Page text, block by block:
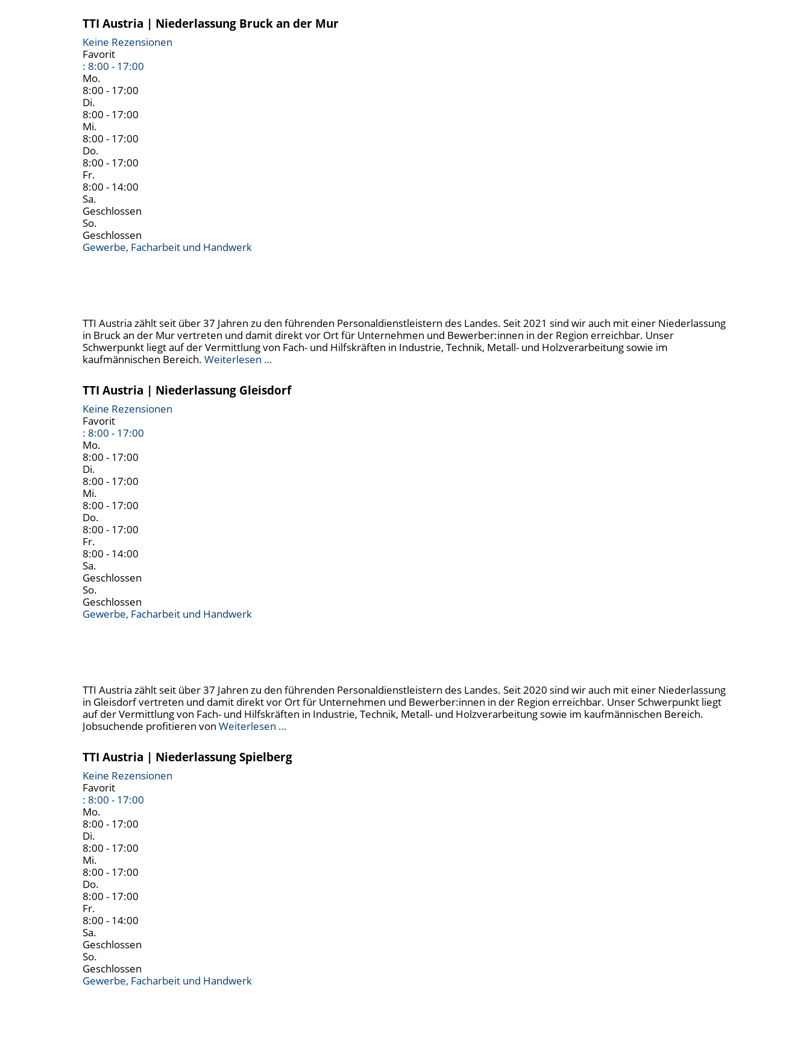
TTI Austria | Niederlassung Bruck an der Mur
Keine Rezensionen
Favorit
: 8:00 - 17:00
Mo.
8:00 - 17:00
Di.
8:00 - 17:00
Mi.
8:00 - 17:00
Do.
8:00 - 17:00
Fr.
8:00 - 14:00
Sa.
Geschlossen
So.
Geschlossen
Gewerbe, Facharbeit und Handwerk
TTI Austria zählt seit über 37 Jahren zu den führenden Personaldienstleistern des Landes. Seit 2021 sind wir auch mit einer Niederlassung
in Bruck an der Mur vertreten und damit direkt vor Ort für Unternehmen und Bewerber:innen in der Region erreichbar. Unser
Schwerpunkt liegt auf der Vermittlung von Fach- und Hilfskräften in Industrie, Technik, Metall- und Holzverarbeitung sowie im
kaufmännischen Bereich. Weiterlesen …
TTI Austria | Niederlassung Gleisdorf
Keine Rezensionen
Favorit
: 8:00 - 17:00
Mo.
8:00 - 17:00
Di.
8:00 - 17:00
Mi.
8:00 - 17:00
Do.
8:00 - 17:00
Fr.
8:00 - 14:00
Sa.
Geschlossen
So.
Geschlossen
Gewerbe, Facharbeit und Handwerk
TTI Austria zählt seit über 37 Jahren zu den führenden Personaldienstleistern des Landes. Seit 2020 sind wir auch mit einer Niederlassung
in Gleisdorf vertreten und damit direkt vor Ort für Unternehmen und Bewerber:innen in der Region erreichbar. Unser Schwerpunkt liegt
auf der Vermittlung von Fach- und Hilfskräften in Industrie, Technik, Metall- und Holzverarbeitung sowie im kaufmännischen Bereich.
Jobsuchende profitieren von Weiterlesen …
TTI Austria | Niederlassung Spielberg
Keine Rezensionen
Favorit
: 8:00 - 17:00
Mo.
8:00 - 17:00
Di.
8:00 - 17:00
Mi.
8:00 - 17:00
Do.
8:00 - 17:00
Fr.
8:00 - 14:00
Sa.
Geschlossen
So.
Geschlossen
Gewerbe, Facharbeit und Handwerk